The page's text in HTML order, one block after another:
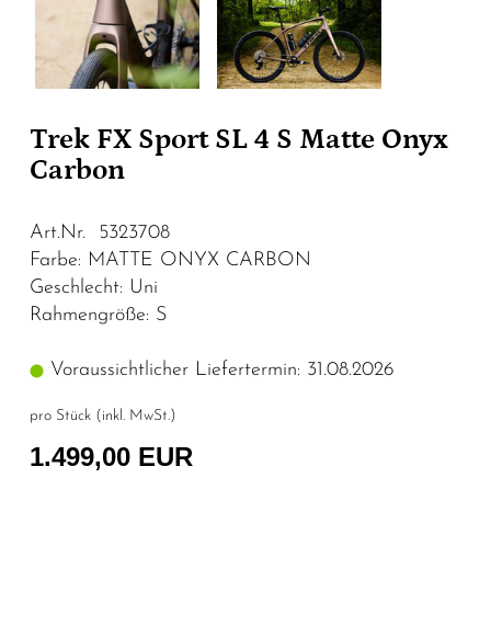
Trek FX Sport SL 4 S Matte Onyx
Carbon
Art.Nr. 5323708
Farbe: MATTE ONYX CARBON
Geschlecht: Uni
Rahmengröße: S
Voraussichtlicher Liefertermin: 31.08.2026
pro Stück (inkl. MwSt.)
1.499,00 EUR